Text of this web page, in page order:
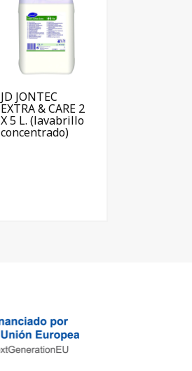
JD JONTEC
EXTRA & CARE 2
X 5 L. (lavabrillo
concentrado)